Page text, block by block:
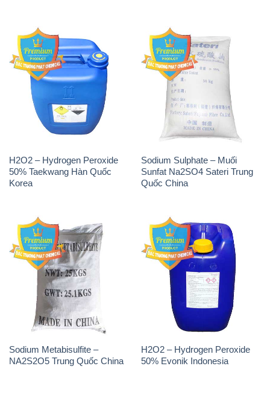
H2O2 – Hydrogen Peroxide
50% Taekwang Hàn Quốc
Korea
Sodium Sulphate – Muối
Sunfat Na2SO4 Sateri Trung
Quốc China
Sodium Metabisulfite –
NA2S2O5 Trung Quốc China
H2O2 – Hydrogen Peroxide
50% Evonik Indonesia